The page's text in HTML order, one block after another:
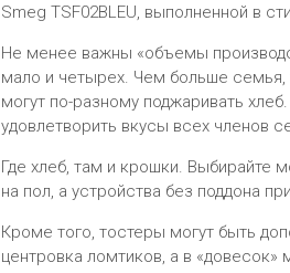
Smeg TSF02BLEU, выполненной в
Не менее важны «объемы
мало и четырех. Чем больше семья,
могут по-разному поджаривать
удовлетворить вкусы всех членов
Где хлеб, там и крошки. Выбирайте
на пол, а устройства без поддона
Кроме того, тостеры могут быть
центровка ломтиков, а в «довесок»